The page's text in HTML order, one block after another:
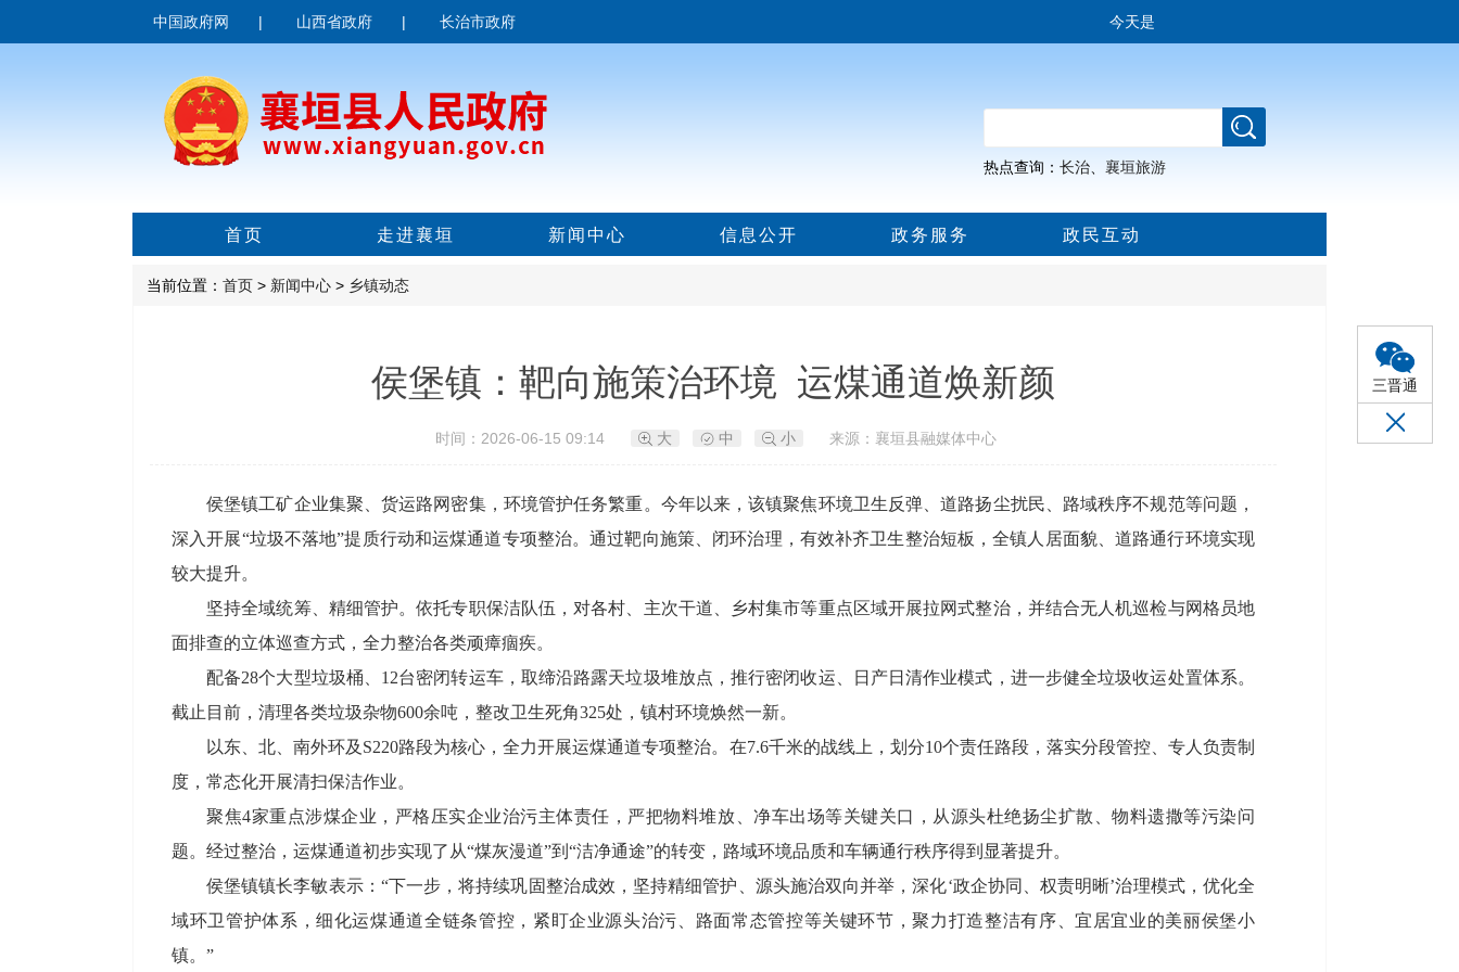
三晋通
中国政府网 | 山西省政府 | 长治市政府 今天是
热点查询： 长治 襄垣旅游
首页 走进襄垣 新闻中心 信息公开 政务服务 政民互动
当前位置： 首页 > 新闻中心 > 乡镇动态
侯堡镇：靶向施策治环境 运煤通道焕新颜
时间：2026-06-15 09:14 大 中 小 来源：襄垣县融媒体中心
侯堡镇工矿企业集聚、货运路网密集，环境管护任务繁重。今年以来，该镇聚焦环境卫生反弹、道路扬尘扰民、路域秩序不规范等问题，
深入开展“垃圾不落地”提质行动和运煤通道专项整治。通过靶向施策、闭环治理，有效补齐卫生整治短板，全镇人居面貌、道路通行环境实现
较大提升。
坚持全域统筹、精细管护。依托专职保洁队伍，对各村、主次干道、乡村集市等重点区域开展拉网式整治，并结合无人机巡检与网格员地
面排查的立体巡查方式，全力整治各类顽瘴痼疾。
配备28个大型垃圾桶、12台密闭转运车，取缔沿路露天垃圾堆放点，推行密闭收运、日产日清作业模式，进一步健全垃圾收运处置体系。
截止目前，清理各类垃圾杂物600余吨，整改卫生死角325处，镇村环境焕然一新。
以东、北、南外环及S220路段为核心，全力开展运煤通道专项整治。在7.6千米的战线上，划分10个责任路段，落实分段管控、专人负责制
度，常态化开展清扫保洁作业。
聚焦4家重点涉煤企业，严格压实企业治污主体责任，严把物料堆放、净车出场等关键关口，从源头杜绝扬尘扩散、物料遗撒等污染问
题。经过整治，运煤通道初步实现了从“煤灰漫道”到“洁净通途”的转变，路域环境品质和车辆通行秩序得到显著提升。
侯堡镇镇长李敏表示：“下一步，将持续巩固整治成效，坚持精细管护、源头施治双向并举，深化‘政企协同、权责明晰’治理模式，优化全
域环卫管护体系，细化运煤通道全链条管控，紧盯企业源头治污、路面常态管控等关键环节，聚力打造整洁有序、宜居宜业的美丽侯堡小
镇。”